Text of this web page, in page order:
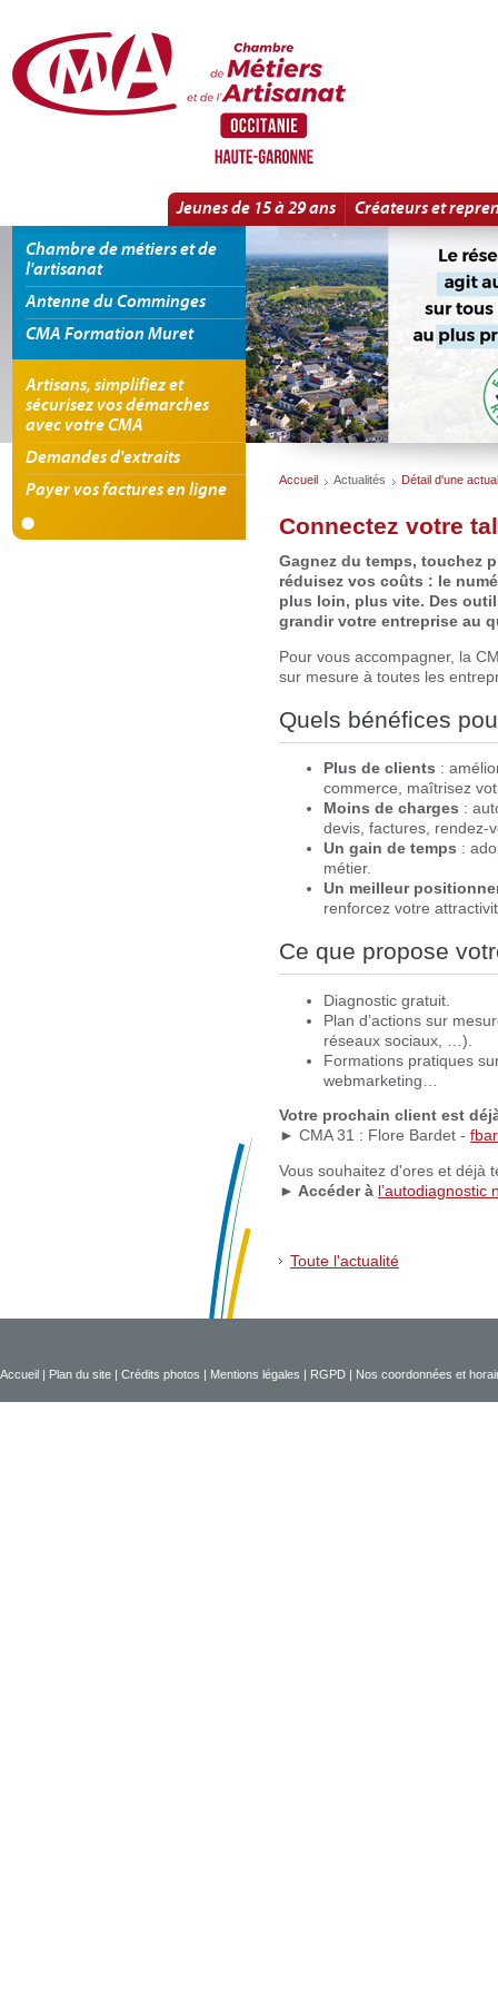
Connectez votre talent, passez au numérique | Détail d'une actualité
Jeunes de 15 à 29 ans Créateurs et
Chambre de métiers et de
l'artisanat
Antenne du Comminges
CMA Formation Muret
Artisans, simplifiez et
sécurisez vos démarches
avec votre CMA
Demandes d'extraits
Payer vos factures en ligne
Accueil Actualités Détail d'une
Connectez votre
Gagnez du temps, touchez
réduisez vos coûts : le
plus loin, plus vite. Des
grandir votre entreprise au
Pour vous accompagner, la
sur mesure à toutes les
Quels bénéfices
Plus de clients :
commerce, maîtrisez
Moins de charges :
devis, factures, rendez-
Un gain de temps :
métier.
Un meilleur
renforcez votre
Ce que propose
Diagnostic gratuit.
Plan d’actions sur
réseaux sociaux, …).
Formations pratiques
webmarketing…
Votre prochain client est
► CMA 31 : Flore Bardet -
Vous souhaitez d'ores et déjà
► Accéder à l’autodiagnostic
Toute l'actualité
Accueil Plan du site Crédits photos Mentions légales RGPD Nos coordonnées et